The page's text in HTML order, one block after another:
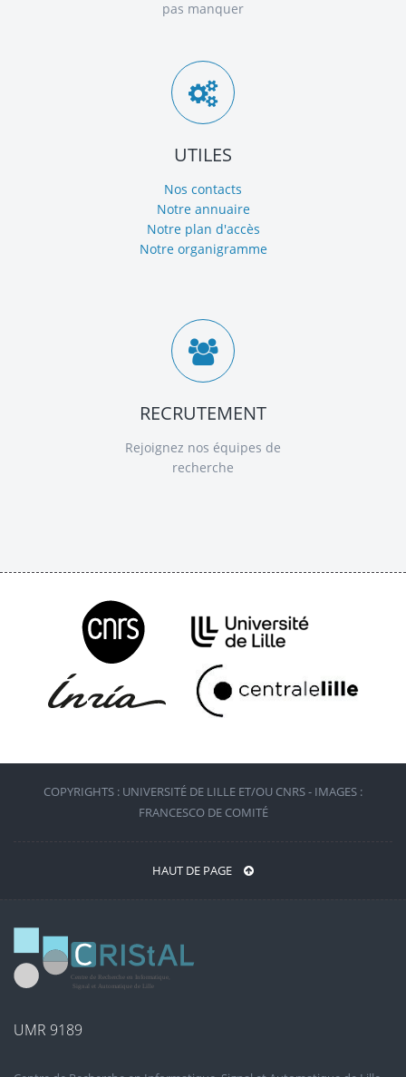
pas manquer
UTILES
Nos contacts
Notre annuaire
Notre plan d'accès
Notre organigramme
RECRUTEMENT
Rejoignez nos équipes de
recherche
COPYRIGHTS : UNIVERSITÉ DE LILLE ET/OU CNRS - IMAGES :
FRANCESCO DE COMITÉ
HAUT DE PAGE
UMR 9189